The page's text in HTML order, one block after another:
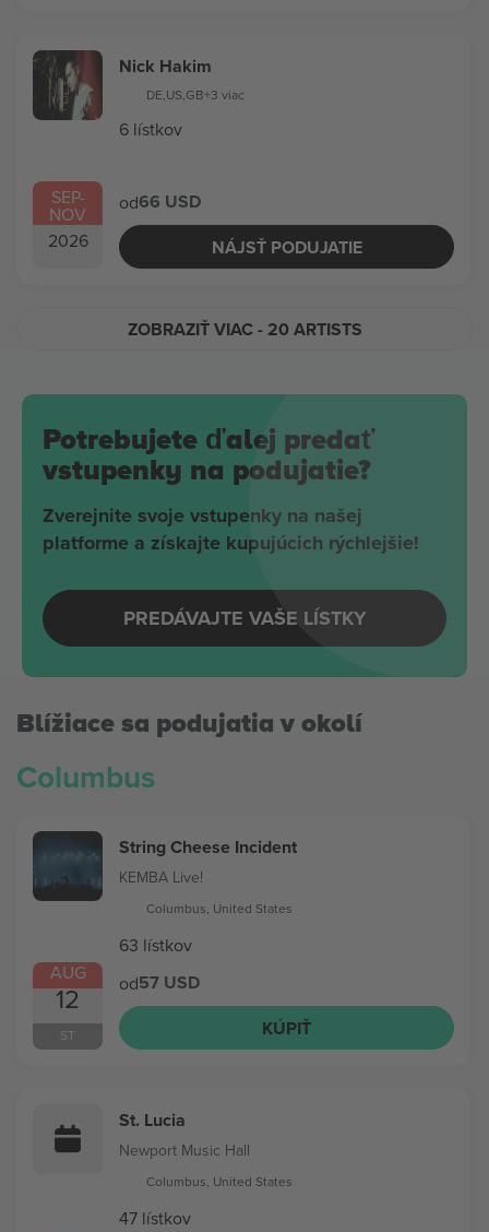
SEP-
NOV
2026
Nick Hakim
DE,US,GB+3 viac
6 lístkov
od66 USD
NÁJSŤ PODUJATIE
ZOBRAZIŤ VIAC- 20 ARTISTS
Potrebujete ďalej predať
vstupenky na podujatie?
Zverejnite svoje vstupenky na našej
platforme a získajte kupujúcich rýchlejšie!
PREDÁVAJTE VAŠE LÍSTKY
Blížiace sa podujatia v okolí
Columbus
AUG
12
ST
String Cheese Incident
KEMBA Live!
Columbus, United States
63 lístkov
od57 USD
KÚPIŤ
St. Lucia
Newport Music Hall
Columbus, United States
47 lístkov